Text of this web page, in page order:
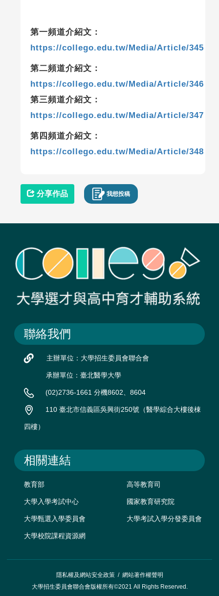
第一頻道介紹文：
https://collego.edu.tw/Media/Article/345
第二頻道介紹文：
https://collego.edu.tw/Media/Article/346
第三頻道介紹文：
https://collego.edu.tw/Media/Article/347
第四頻道介紹文：
https://collego.edu.tw/Media/Article/348
分享作品 我想投稿
聯絡我們
主辦單位：大學招生委員會聯合會
承辦單位：臺北醫學大學
(02)2736-1661 分機8602、8604
110 臺北市信義區吳興街250號（醫學綜合大樓後棟
四樓）
相關連結
教育部 高等教育司
大學入學考試中心 國家教育研究院
大學甄選入學委員會 大學考試入學分發委員會
大學校院課程資源網
隱私權及網站安全政策/ 網站著作權聲明
大學招生委員會聯合會版權所有©2021 All Rights Reserved.